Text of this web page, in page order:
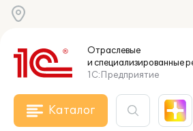
Отраслевые
и специализированные
1С:Предприятие
Каталог